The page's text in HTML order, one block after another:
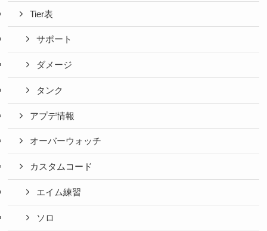
Tier表
サポート
ダメージ
タンク
アプデ情報
オーバーウォッチ
カスタムコード
エイム練習
ソロ